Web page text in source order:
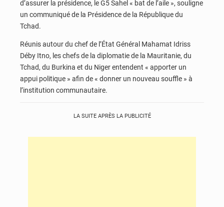
d’assurer la présidence, le G5 Sahel « bat de l’aile », souligne
un communiqué de la Présidence de la République du
Tchad.
Réunis autour du chef de l’État Général Mahamat Idriss
Déby Itno, les chefs de la diplomatie de la Mauritanie, du
Tchad, du Burkina et du Niger entendent « apporter un
appui politique » afin de « donner un nouveau souffle » à
l’institution communautaire.
LA SUITE APRÈS LA PUBLICITÉ